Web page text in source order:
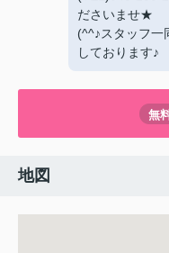
ださいませ★
(^^♪スタッフ一
しております♪
無
地図